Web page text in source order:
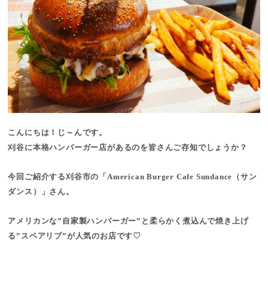
こんにちは！じ～んです。
刈谷に本格ハンバーガー店があるのを皆さんご存知でしょうか？
今回ご紹介する刈谷市の「American Burger Cafe Sundance（サン
ダンス）」さん。
アメリカンな”自家製ハンバーガー”と柔らかく煮込んで焼き上げ
る”スペアリブ”が人気のお店です♡